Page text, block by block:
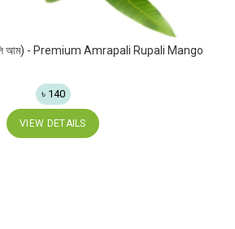
আম) - Premium Amrapali Rupali Mango
৳ 140
VIEW DETAILS